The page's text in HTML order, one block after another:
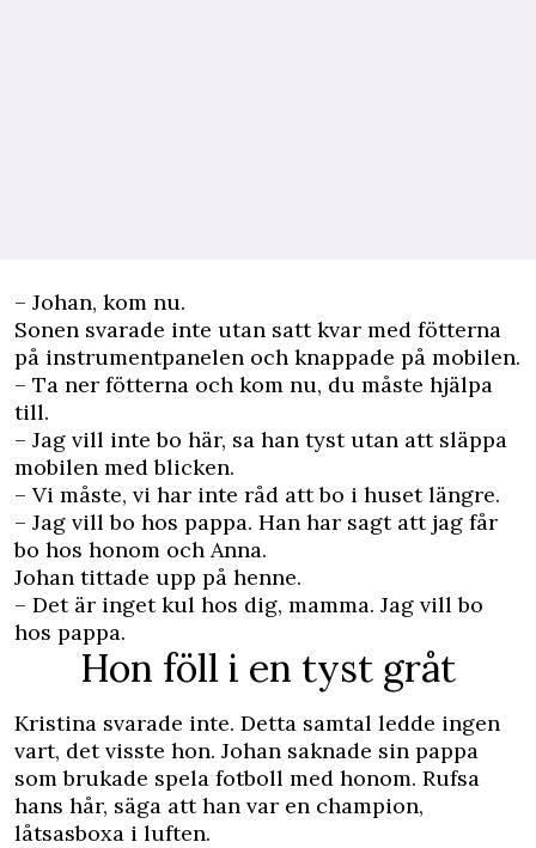
– Johan, kom nu.
Sonen svarade inte utan satt kvar med fötterna
på instrumentpanelen och knappade på mobilen.
– Ta ner fötterna och kom nu, du måste hjälpa
till.
– Jag vill inte bo här, sa han tyst utan att släppa
mobilen med blicken.
– Vi måste, vi har inte råd att bo i huset längre.
– Jag vill bo hos pappa. Han har sagt att jag får
bo hos honom och Anna.
Johan tittade upp på henne.
– Det är inget kul hos dig, mamma. Jag vill bo
hos pappa.
Hon föll i en tyst gråt
Kristina svarade inte. Detta samtal ledde ingen
vart, det ­visste hon. Johan saknade sin pappa
som brukade spela ­fotboll med honom. Rufsa
hans hår, säga att han var en champion,
låtsasboxa i luften.